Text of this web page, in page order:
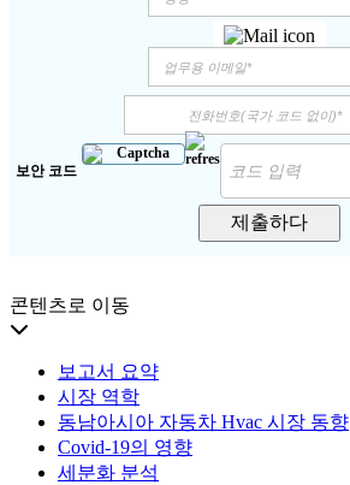
보안 코드
제출하다
콘텐츠로 이동
보고서 요약
시장 역학
동남아시아 자동차 Hvac 시장 동향
Covid-19의 영향
세분화 분석